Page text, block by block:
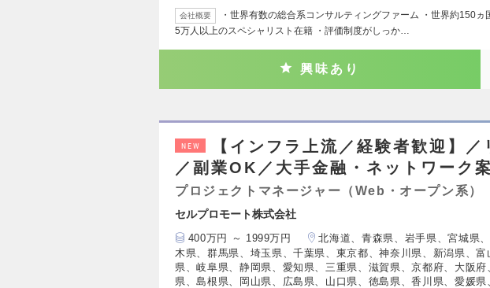
会社概要
・世界有数の総合系コンサルティングファーム ・世界約150ヵ
5万人以上のスペシャリスト在籍 ・評価制度がしっか…
興味あり
NEW
【インフラ上流／経験者歓迎】
／副業OK／大手金融・ネットワーク
プロジェクトマネージャー（Web・オープン系）
セルプロモート株式会社
400万円 ～ 1999万円
北海道、青森県、岩手県、宮城県
木県、群馬県、埼玉県、千葉県、東京都、神奈川県、新潟県、
県、岐阜県、静岡県、愛知県、三重県、滋賀県、京都府、大阪
県、島根県、岡山県、広島県、山口県、徳島県、香川県、愛媛県